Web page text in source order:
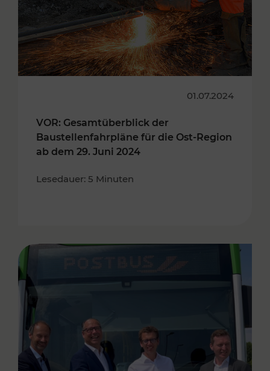
01.07.2024
VOR: Gesamtüberblick der
Baustellenfahrpläne für die Ost-Region
ab dem 29. Juni 2024
Lesedauer: 5 Minuten